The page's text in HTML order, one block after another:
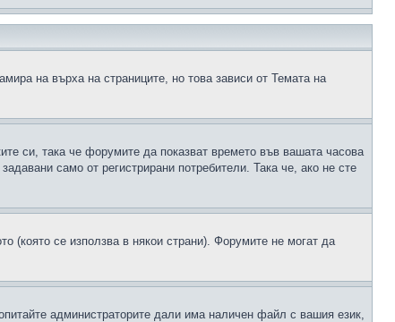
на върха на страниците, но това зависи от Темата на
си, така че форумите да показват времето във вашата часова
само от регистрирани потребители. Така че, ако не сте
(която се използва в някои страни). Форумите не могат да
администраторите дали има наличен файл с вашия език,